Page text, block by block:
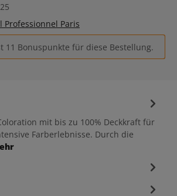
Professionnel Paris
11 Bonuspunkte für diese Bestellung.
mit bis zu 100% Deckkraft für
Farberlebnisse. Durch die